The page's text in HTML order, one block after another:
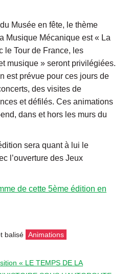
Musée en fête, le thème
Musique Mécanique est « La
le Tour de France, les
musique » seront privilégiées.
est prévue pour ces jours de
des visites de
et défilés. Ces animations
dans et hors les murs du
sera quant à lui le
l’ouverture des Jeux
de cette 5ème édition en
balisé Animations
« LE TEMPS DE LA